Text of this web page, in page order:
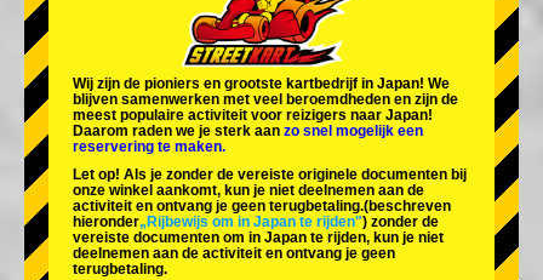
Tokyo Shinagawa Tokyo Akihabara#1
Tokyo Akihabara#2
Tokyo Shibuya Annex Tokyo Bay
Tokyo Asakusa Osaka
Okinawa
Wij zijn de pioniers en grootste kartbedrijf in Japan! We
blijven samenwerken met veel beroemdheden en zijn de
meest populaire activiteit voor reizigers naar Japan!
Daarom raden we je sterk aan zo snel mogelijk een
reservering te maken.
Let op! Als je zonder de vereiste originele documenten bij
onze winkel aankomt, kun je niet deelnemen aan de
activiteit en ontvang je geen terugbetaling.(beschreven
hieronder„Rijbewijs om in Japan te rijden") zonder de
vereiste documenten om in Japan te rijden, kun je niet
deelnemen aan de activiteit en ontvang je geen
terugbetaling.